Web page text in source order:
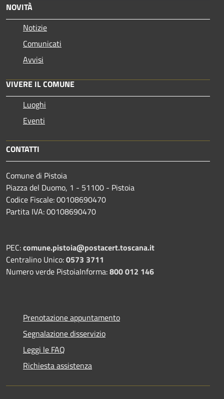
NOVITÀ
Notizie
Comunicati
Avvisi
VIVERE IL COMUNE
Luoghi
Eventi
CONTATTI
Comune di Pistoia
Piazza del Duomo, 1 - 51100 - Pistoia
Codice Fiscale: 00108690470
Partita IVA: 00108690470
PEC:comune.pistoia@postacert.toscana.it
Centralino Unico:0573 3711
Numero verde PistoiaInforma:800 012 146
Prenotazione appuntamento
Segnalazione disservizio
Leggi le FAQ
Richiesta assistenza